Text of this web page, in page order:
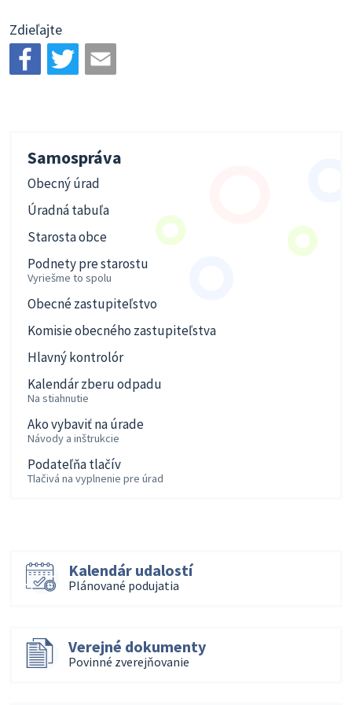
Zdieľajte
Samospráva
Obecný úrad
Úradná tabuľa
Starosta obce
Podnety pre starostu
Vyriešme to spolu
Obecné zastupiteľstvo
Komisie obecného zastupiteľstva
Hlavný kontrolór
Kalendár zberu odpadu
Na stiahnutie
Ako vybaviť na úrade
Návody a inštrukcie
Podateľňa tlačív
Tlačivá na vyplnenie pre úrad
Kalendár udalostí
Plánované podujatia
Verejné dokumenty
Povinné zverejňovanie